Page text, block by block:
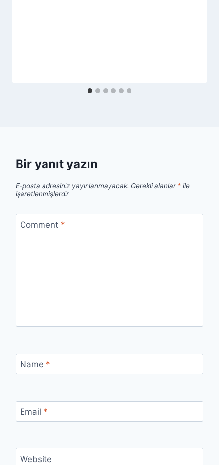
Bir yanıt yazın
E-posta adresiniz yayınlanmayacak. Gerekli alanlar * ile
işaretlenmişlerdir
Comment *
Name *
Email *
Website